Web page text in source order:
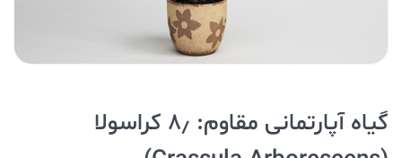
گیاه آپارتمانی مقاوم: ۸٫ کراسولا